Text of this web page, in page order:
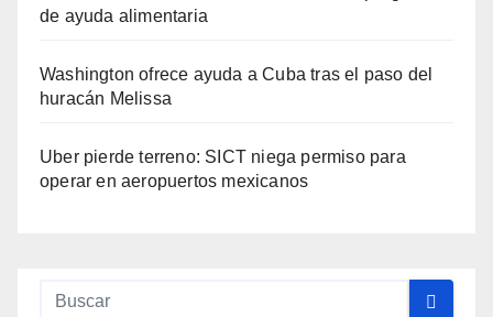
de ayuda alimentaria
Washington ofrece ayuda a Cuba tras el paso del
huracán Melissa
Uber pierde terreno: SICT niega permiso para
operar en aeropuertos mexicanos